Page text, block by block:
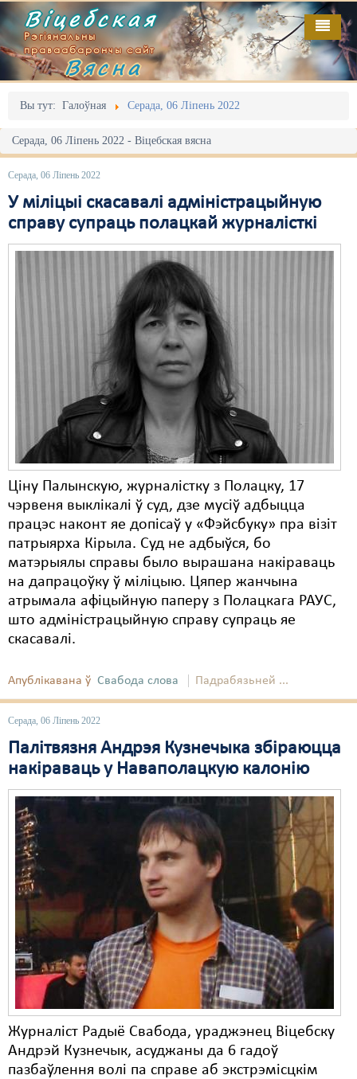
Віцебская
Рэгіянальны
праваабарончы сайт
Вясна
Вы тут: Галоўная Серада, 06 Ліпень 2022
Серада, 06 Ліпень 2022 - Віцебская вясна
Серада, 06 Ліпень 2022
У міліцыі скасавалі адміністрацыйную
справу супраць полацкай журналісткі
Ціну Палынскую, журналістку з Полацку, 17
чэрвеня выклікалі ў суд, дзе мусіў адбыцца
працэс наконт яе допісаў у «Фэйсбуку» пра візіт
патрыярха Кірыла. Суд не адбыўся, бо
матэрыялы справы было вырашана накіраваць
на дапрацоўку ў міліцыю. Цяпер жанчына
атрымала афіцыйную паперу з Полацкага РАУС,
што адміністрацыйную справу супраць яе
скасавалі.
Апублікавана ў Свабода слова Падрабязьней ...
Серада, 06 Ліпень 2022
Палітвязня Андрэя Кузнечыка збіраюцца
накіраваць у Наваполацкую калонію
Журналіст Радыё Свабода, ураджэнец Віцебску
Андрэй Кузнечык, асуджаны да 6 гадоў
пазбаўлення волі па справе аб экстрэмісцкім
Галоўная
Адміністрацыйны перасьлед
Акцыі
Выбары
Грамадзянскія ініцыятывы
Карная псыхіятрыя
Культурныя правы
ЛПП
Мігранты
Палітвязьні
Праваабаронцы
Правы дзіцяці
Пэнітэнцыярная сыстэма
Распальваньне варожасьці
Свабода слова
Свабода сумленьня
Суд
Сьмяротнае пакараньне
Экалёгія
Правы працоўных
Сацыяльныя правы
Выданьні
Відэа
Пра нас
RSS